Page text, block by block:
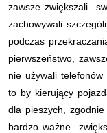
zawsze zwiększali
zachowywali
podczas
pierwszeństwo,
nie używali
to by kierujący
dla pieszych,
bardzo ważne